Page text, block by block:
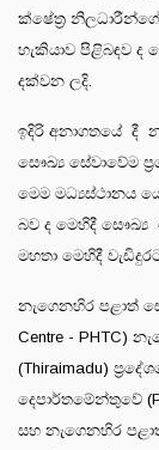
ක්ෂේත්‍ර
හැකියාව පිළිබඳව ද
දක්වන ලදි.
ඉදිරි අනාගතයේ දී
සෞඛ්‍ය සේවාවේම
මෙම මධ්‍යස්ථානය
බව ද මෙහිදී
මහතා මෙහිදී
නැගෙනහිර පළාත්
Centre - PHTC)
(Thiraimadu)
දෙපාර්තමේන්තුවේ
සහ නැගෙනහිර